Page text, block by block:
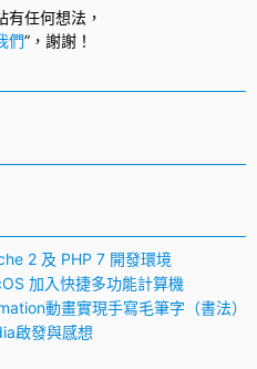
有任何想法，
們”， 謝謝！
2 及 PHP 7 開發環境
加入快捷多功能計算機
動畫實現手寫毛筆字（書法）
啟發與感想